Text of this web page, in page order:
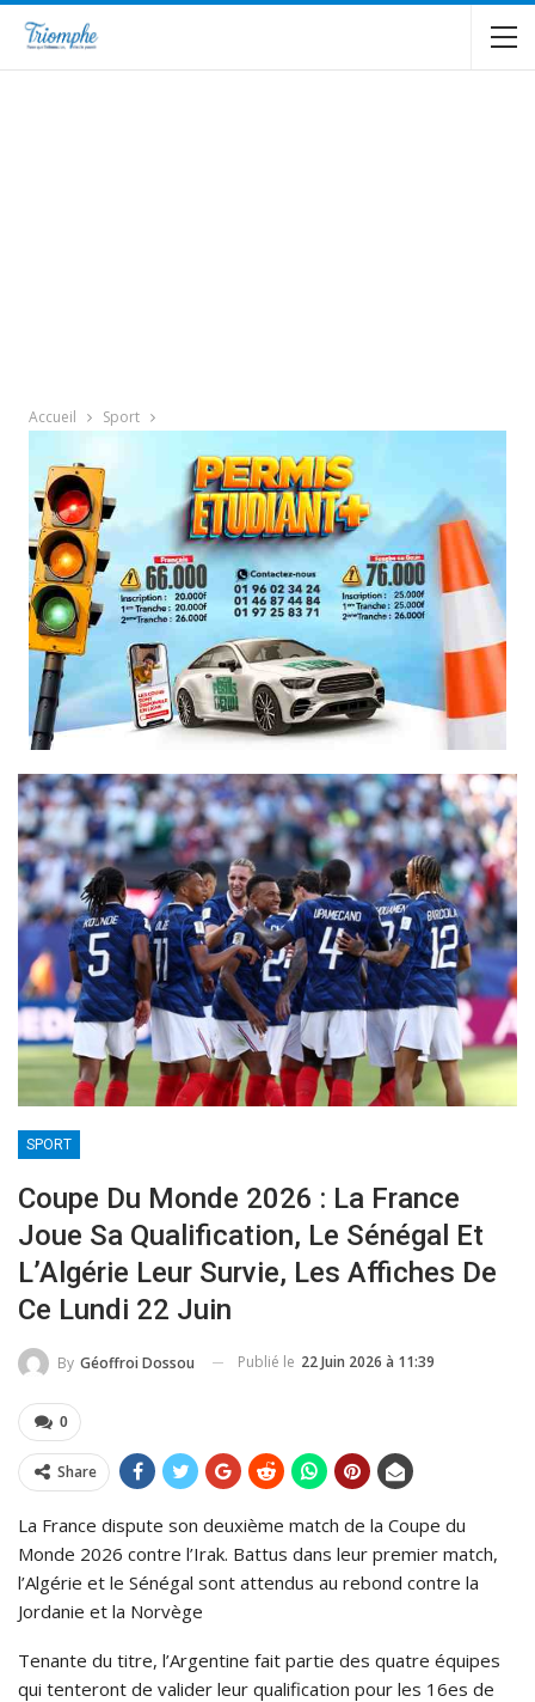
Accueil Sport
SPORT
Coupe Du Monde 2026 : La France
Joue Sa Qualification, Le Sénégal Et
L’Algérie Leur Survie, Les Affiches De
Ce Lundi 22 Juin
By Géoffroi Dossou Publié le 22 Juin 2026 à 11:39
0
Share
La France dispute son deuxième match de la Coupe du
Monde 2026 contre l’Irak. Battus dans leur premier match,
l’Algérie et le Sénégal sont attendus au rebond contre la
Jordanie et la Norvège
Tenante du titre, l’Argentine fait partie des quatre équipes
qui tenteront de valider leur qualification pour les 16es de